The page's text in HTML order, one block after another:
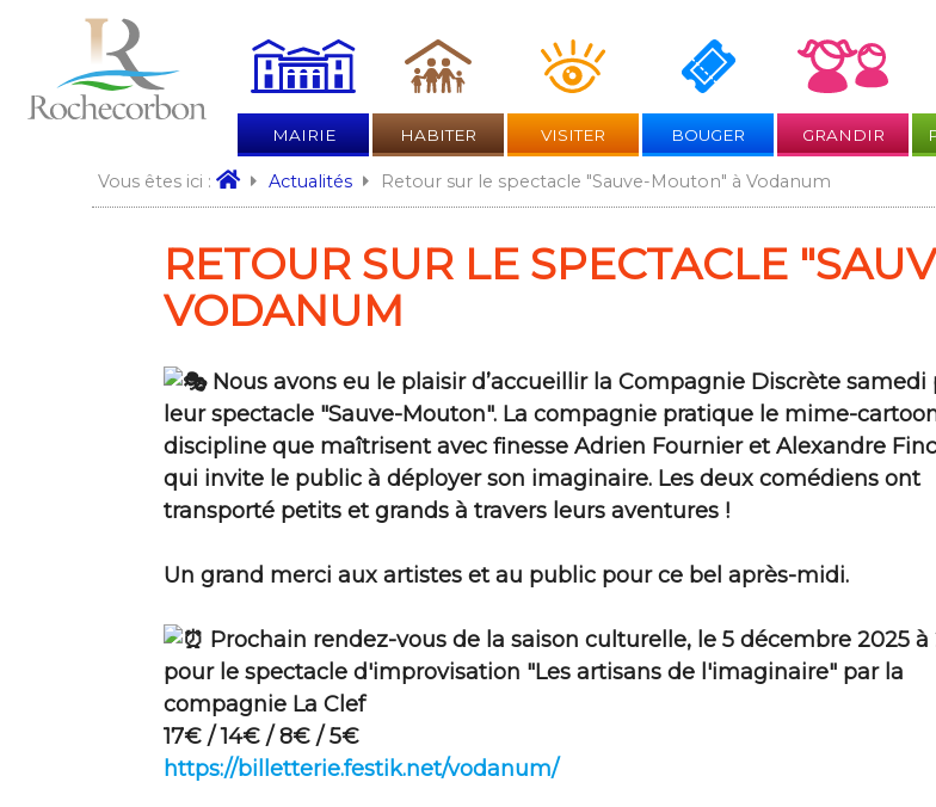
au
contenu
MAIRIE HABITER VISITER BOUGER GRANDIR
Vous êtes ici : Actualités Retour sur le spectacle "Sauve-Mouton" à Vodanum
RETOUR SUR LE SPECTACLE
VODANUM
Nous avons eu le plaisir d’accueillir la Compagnie Discrète samedi
leur spectacle "Sauve-Mouton". La compagnie pratique le mime-
discipline que maîtrisent avec finesse Adrien Fournier et Alexandre
qui invite le public à déployer son imaginaire. Les deux comédiens ont
transporté petits et grands à travers leurs aventures !
Un grand merci aux artistes et au public pour ce bel après-midi.
Prochain rendez-vous de la saison culturelle, le 5 décembre 2025
pour le spectacle d'improvisation "Les artisans de l'imaginaire" par la
compagnie La Clef
17€ / 14€ / 8€ / 5€
https://billetterie.festik.net/vodanum/